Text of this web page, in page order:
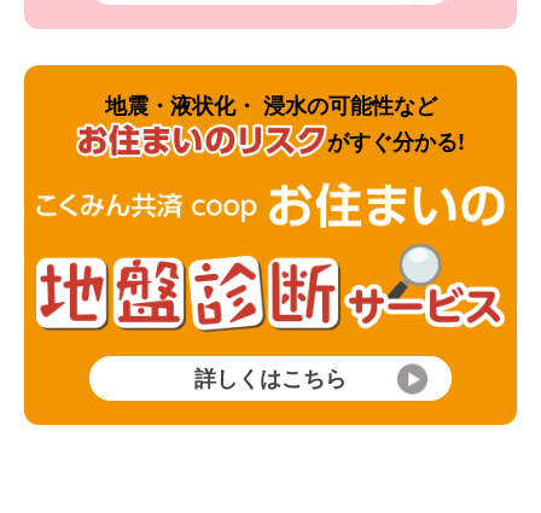
地震・液状化・ 浸水の可能性など
がすぐ分かる!
詳しくはこちら